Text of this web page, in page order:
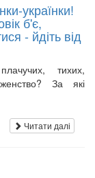
українки!
б'є,
- йдіть від
тихих,
За які
Читати далі